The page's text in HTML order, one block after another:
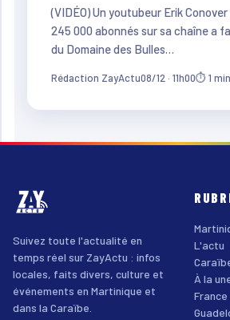
(VIDÉO) Un youtubeur Erik
245 000 abonnés sur sa chaîne a
du Domaine des Bulles…
Rédaction ZayActu08/12 · 11h00⏱ 1 min
Suivez toute l'actualité en
temps réel sur ZayActu : infos
locales, faits divers, culture et
événements en Martinique et
dans la Caraïbe.
L'actu
À la